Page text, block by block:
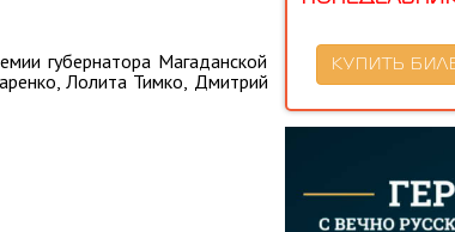
губернатора Магаданской
Лолита Тимко, Дмитрий
КУПИТЬ